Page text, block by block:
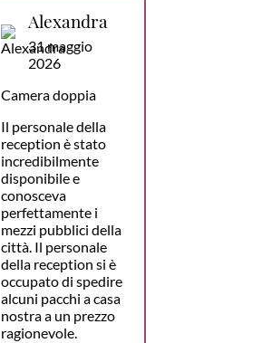
Alexandra
31 maggio
2026
Camera doppia
Il personale della
reception è stato
incredibilmente
disponibile e
conosceva
perfettamente i
mezzi pubblici della
città. Il personale
della reception si è
occupato di spedire
alcuni pacchi a casa
nostra a un prezzo
ragionevole.